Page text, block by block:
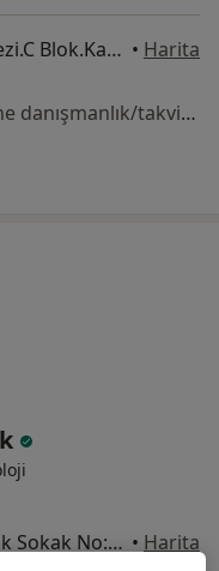
Kale Mah.Fatih Temiz İş Merkezi.C Blok.Kat 1.Daire 1 Ilkadim, Samsun • Harita
Bu uzman ilgili adres için online danışmanlık/takvim sunmuyor.
Ulugazi Mah. İstiklal Cad. Canik Sokak No: 8/8 (İlkadım Belediyesi Açık Otopark Karşısı), Samsun • Harita